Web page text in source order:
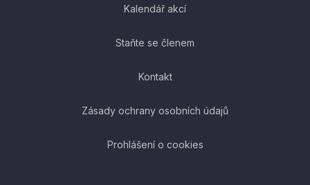
Kalendář akcí
Staňte se členem
Kontakt
Zásady ochrany osobních údajů
Prohlášení o cookies